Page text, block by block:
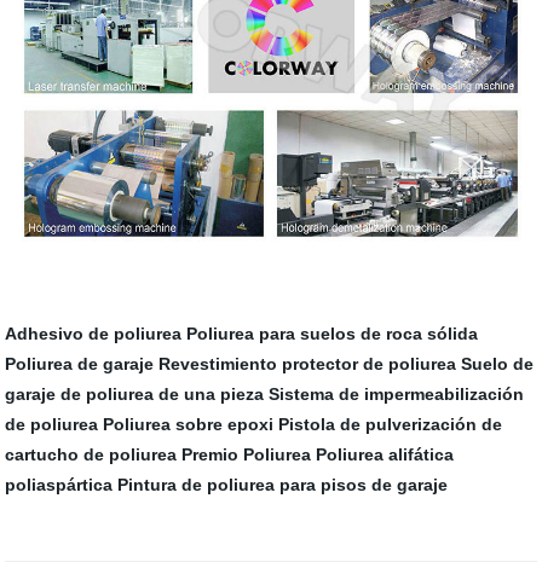
Adhesivo de poliurea Poliurea para suelos de roca sólida
Poliurea de garaje Revestimiento protector de poliurea Suelo de
garaje de poliurea de una pieza Sistema de impermeabilización
de poliurea Poliurea sobre epoxi Pistola de pulverización de
cartucho de poliurea Premio Poliurea Poliurea alifática
poliaspártica Pintura de poliurea para pisos de garaje